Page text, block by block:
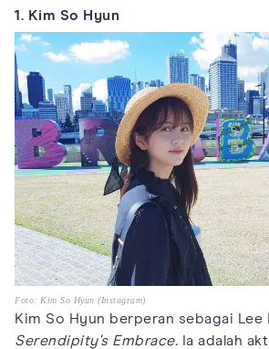
1. Kim So Hyun
Foto: Kim So Hyun (Instagram)
Kim So Hyun berperan sebagai Lee
Serendipity's Embrace. Ia adalah